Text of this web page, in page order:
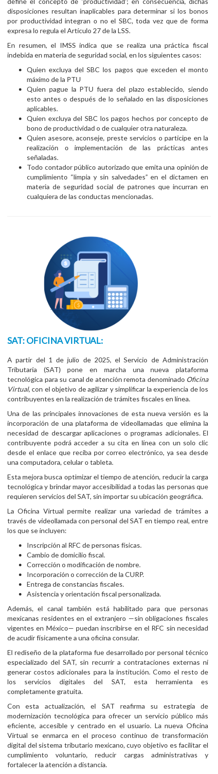
disposiciones resultan inaplicables para determinar si los bonos
por productividad integran o no el SBC, toda vez que de forma
expresa lo regula el Artículo 27 de la LSS.
En resumen, el IMSS indica que se realiza una práctica fiscal
indebida en materia de seguridad social, en los siguientes casos:
Quien excluya del SBC los pagos que exceden el monto
máximo de la PTU
Quien pague la PTU fuera del plazo establecido, siendo
esto antes o después de lo señalado en las disposiciones
aplicables.
Quien excluya del SBC los pagos hechos por concepto de
bono de productividad o de cualquier otra naturaleza.
Quien asesore, aconseje, preste servicios o participe en la
realización o implementación de las prácticas antes
señaladas.
Todo contador público autorizado que emita una opinión de
cumplimiento “limpia y sin salvedades” en el dictamen en
materia de seguridad social de patrones que incurran en
cualquiera de las conductas mencionadas.
SAT: OFICINA VIRTUAL:
A partir del 1 de julio de 2025, el Servicio de Administración
Tributaria (SAT) pone en marcha una nueva plataforma
tecnológica para su canal de atención remota denominado Oficina
Virtual, con el objetivo de agilizar y simplificar la experiencia de los
contribuyentes en la realización de trámites fiscales en línea.
Una de las principales innovaciones de esta nueva versión es la
incorporación de una plataforma de videollamadas que elimina la
necesidad de descargar aplicaciones o programas adicionales. El
contribuyente podrá acceder a su cita en línea con un solo clic
desde el enlace que reciba por correo electrónico, ya sea desde
una computadora, celular o tableta.
Esta mejora busca optimizar el tiempo de atención, reducir la carga
tecnológica y brindar mayor accesibilidad a todas las personas que
requieren servicios del SAT, sin importar su ubicación geográfica.
La Oficina Virtual permite realizar una variedad de trámites a
través de videollamada con personal del SAT en tiempo real, entre
los que se incluyen:
Inscripción al RFC de personas físicas.
Cambio de domicilio fiscal.
Corrección o modificación de nombre.
Incorporación o corrección de la CURP.
Entrega de constancias fiscales.
Asistencia y orientación fiscal personalizada.
Además, el canal también está habilitado para que personas
mexicanas residentes en el extranjero —sin obligaciones fiscales
vigentes en México— puedan inscribirse en el RFC sin necesidad
de acudir físicamente a una oficina consular.
El rediseño de la plataforma fue desarrollado por personal técnico
especializado del SAT, sin recurrir a contrataciones externas ni
generar costos adicionales para la institución. Como el resto de
los servicios digitales del SAT, esta herramienta es
completamente gratuita.
Con esta actualización, el SAT reafirma su estrategia de
modernización tecnológica para ofrecer un servicio público más
eficiente, accesible y centrado en el usuario. La nueva Oficina
Virtual se enmarca en el proceso continuo de transformación
digital del sistema tributario mexicano, cuyo objetivo es facilitar el
cumplimiento voluntario, reducir cargas administrativas y
fortalecer la atención a distancia.